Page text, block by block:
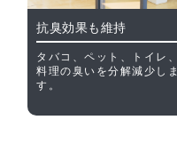
抗臭効果も維持
タバコ、ペット、トイレ、
料理の臭いを分解減少しま
す。